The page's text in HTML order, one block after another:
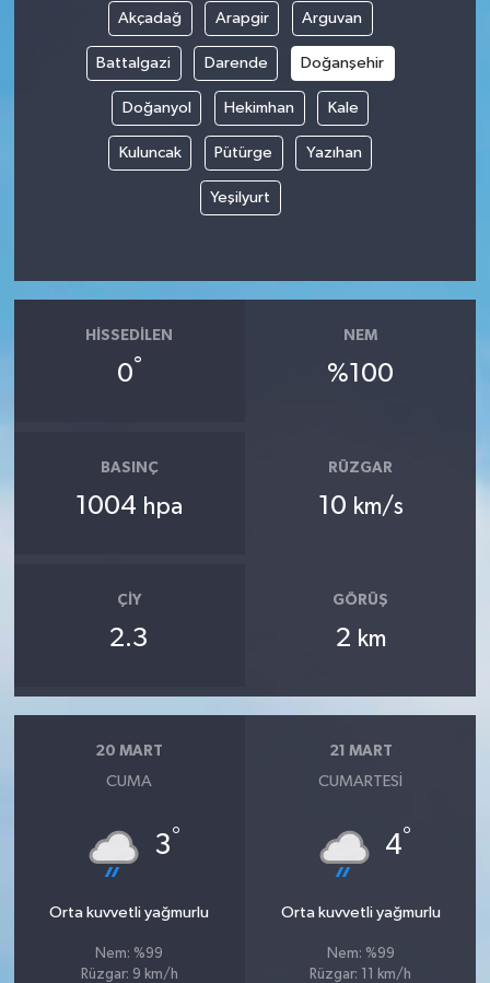
Akçadağ Arapgir Arguvan
Battalgazi Darende Doğanşehir
Doğanyol Hekimhan Kale
Kuluncak Pütürge Yazıhan
Yeşilyurt
HISSEDILEN
0°
NEM
%100
BASINÇ
1004 hpa
RÜZGAR
10 km/s
ÇIY
2.3
GÖRÜŞ
2 km
20 MART
CUMA
3°
Orta kuvvetli yağmurlu
Nem: %99
Rüzgar: 9 km/h
21 MART
CUMARTESI
4°
Orta kuvvetli yağmurlu
Nem: %99
Rüzgar: 11 km/h
Spor